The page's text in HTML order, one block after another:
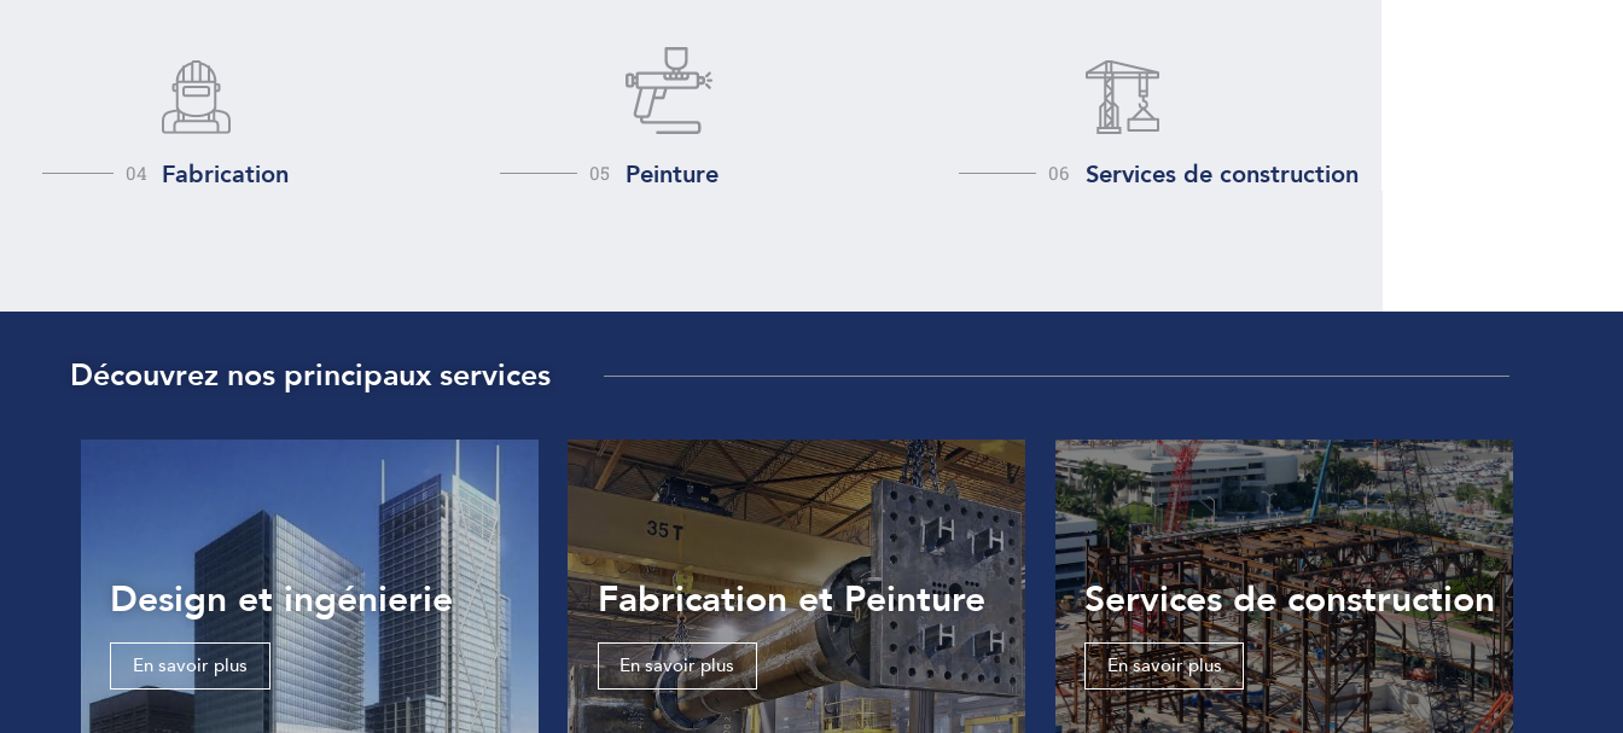
04 Fabrication 05 Peinture 06 Services de construction
Découvrez nos principaux services
Design et ingénierie
En savoir plus
Fabrication et Peinture
En savoir plus
Services de construction
En savoir plus